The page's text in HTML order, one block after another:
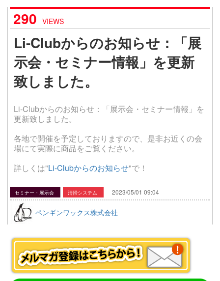
290 VIEWS
Li-Clubからのお知らせ：「展
示会・セミナー情報」を更新
致しました。
Li-Clubからのお知らせ：「展示会・セミナー情報」を
更新致しました。
各地で開催を予定しておりますので、是非お近くの会
場にて実際に商品をご覧ください。
詳しくは"Li-Clubからのお知らせ"で！
セミナー・展示会 清掃システム 2023/05/01 09:04
ペンギンワックス株式会社